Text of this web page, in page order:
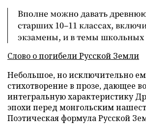
Вполне можно давать
старших 10–11 классах,
экзамены, и в темы
Слово о погибели Русской Земли
Небольшое, но исключительно
стихотворение в прозе, дающее
интегральную характеристику
эпохи перед монгольским
Поэтическая формула Русской